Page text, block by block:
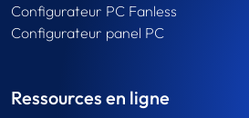
Configurateur PC Fanless
Configurateur panel PC
Ressources en ligne